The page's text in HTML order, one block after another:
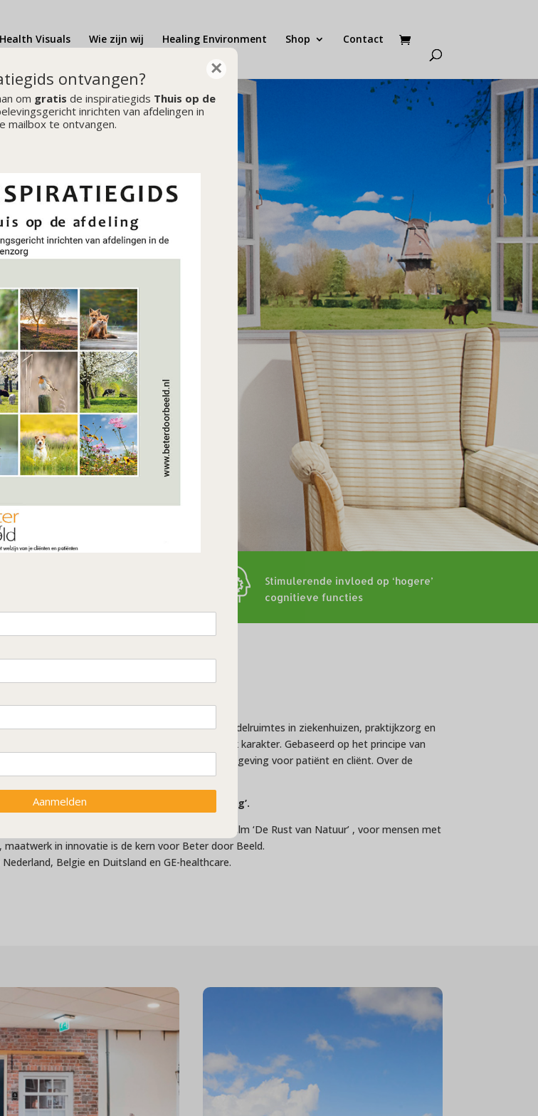
Visuals Wie zijn wij Healing Environment Shop Contact
Stimulerende invloed op ‘hogere’
cognitieve functies
spectrum van de zorg. Onderzoeks- of behandelruimtes in ziekenhuizen, praktijkzorg en
stills of films met een puur en natuurlijk karakter. Gebaseerd op het principe van
het creëren van een curatieve en preventieve omgeving voor patiënt en cliënt. Over de
pijn – Medische ruimtes niet ‘eng’.
individueel te ervaren. Zo ook de themafilm ‘De Rust van Natuur’ , voor mensen met
in innovatie is de kern voor Beter door Beeld.
Belgie en Duitsland en GE-healthcare.
×
ontvangen?
om gratis de inspiratiegids Thuis op de
inrichten van afdelingen in
mailbox te ontvangen.
Aanmelden